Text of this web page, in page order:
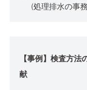
(処理排水の事
【事例】検査方
献